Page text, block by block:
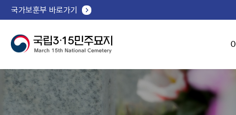
국가보훈부 바로가기